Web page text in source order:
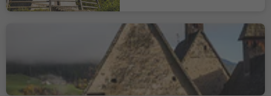
Trechiese
Barbiano/Dreikirchen
Barbian